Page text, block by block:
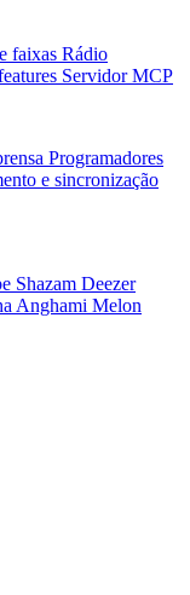
faixas Rádio
Servidor MCP
Programadores
e sincronização
Shazam Deezer
Anghami Melon